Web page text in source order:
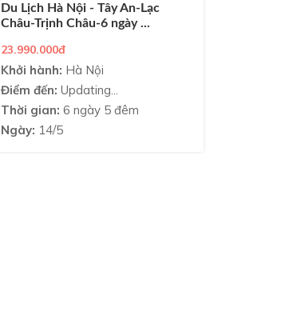
Du Lịch Hà Nội - Tây An-Lạc
Châu-Trịnh Châu-6 ngày ...
23.990.000đ
Khởi hành: Hà Nội
Điểm đến: Updating...
Thời gian: 6 ngày 5 đêm
Ngày: 14/5